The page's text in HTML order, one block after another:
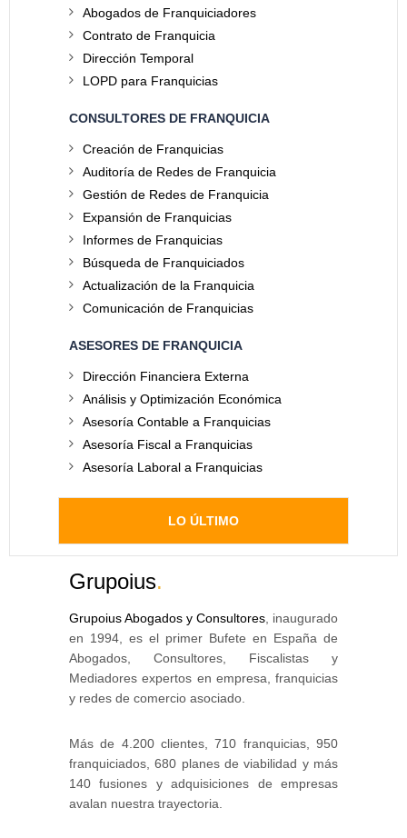
Abogados de Franquiciadores
Contrato de Franquicia
Dirección Temporal
LOPD para Franquicias
CONSULTORES DE FRANQUICIA
Creación de Franquicias
Auditoría de Redes de Franquicia
Gestión de Redes de Franquicia
Expansión de Franquicias
Informes de Franquicias
Búsqueda de Franquiciados
Actualización de la Franquicia
Comunicación de Franquicias
ASESORES DE FRANQUICIA
Dirección Financiera Externa
Análisis y Optimización Económica
Asesoría Contable a Franquicias
Asesoría Fiscal a Franquicias
Asesoría Laboral a Franquicias
LO ÚLTIMO
Grupoius.
Grupoius Abogados y Consultores , inaugurado
en 1994, es el primer Bufete en España de
Abogados, Consultores, Fiscalistas y
Mediadores expertos en empresa, franquicias
y redes de comercio asociado.
Más de 4.200 clientes, 710 franquicias, 950
franquiciados, 680 planes de viabilidad y más
140 fusiones y adquisiciones de empresas
avalan nuestra trayectoria.